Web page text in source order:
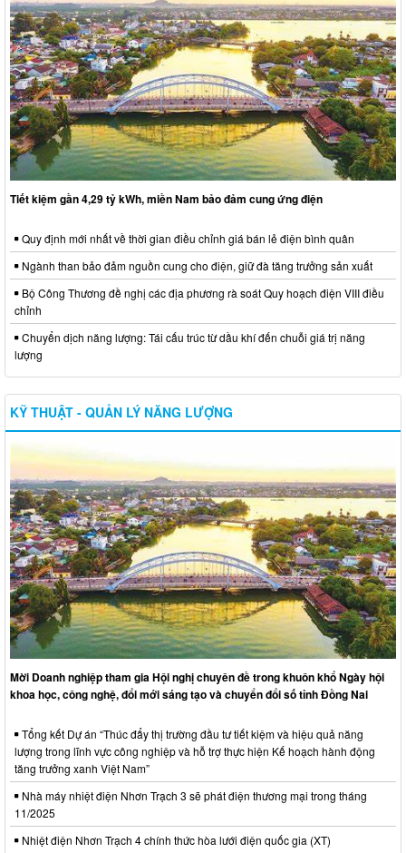
Tiết kiệm gần 4,29 tỷ kWh, miền Nam bảo đảm cung ứng điện
Quy định mới nhất về thời gian điều chỉnh giá bán lẻ điện bình quân
Ngành than bảo đảm nguồn cung cho điện, giữ đà tăng trưởng sản xuất
Bộ Công Thương đề nghị các địa phương rà soát Quy hoạch điện VIII điều
chỉnh
Chuyển dịch năng lượng: Tái cấu trúc từ dầu khí đến chuỗi giá trị năng
lượng
KỸ THUẬT - QUẢN LÝ NĂNG LƯỢNG
Mời Doanh nghiệp tham gia Hội nghị chuyên đề trong khuôn khổ Ngày hội
khoa học, công nghệ, đổi mới sáng tạo và chuyển đổi số tỉnh Đồng Nai
Tổng kết Dự án “Thúc đẩy thị trường đầu tư tiết kiệm và hiệu quả năng
lượng trong lĩnh vực công nghiệp và hỗ trợ thực hiện Kế hoạch hành động
tăng trưởng xanh Việt Nam”
Nhà máy nhiệt điện Nhơn Trạch 3 sẽ phát điện thương mại trong tháng
11/2025
Nhiệt điện Nhơn Trạch 4 chính thức hòa lưới điện quốc gia (XT)